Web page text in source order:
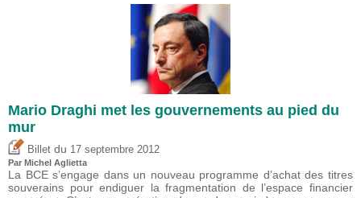
Mario Draghi met les gouvernements au pied du
mur
Billet du 17 septembre 2012
Par Michel Aglietta
La BCE s’engage dans un nouveau programme d’achat des titres
souverains pour endiguer la fragmentation de l’espace financier